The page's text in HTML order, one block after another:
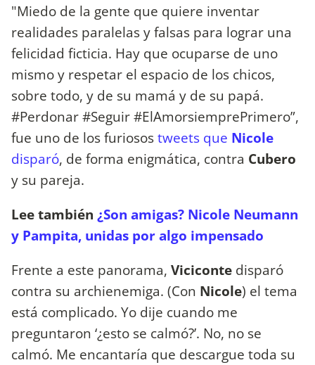
"Miedo de la gente que quiere inventar
realidades paralelas y falsas para lograr una
felicidad ficticia. Hay que ocuparse de uno
mismo y respetar el espacio de los chicos,
sobre todo, y de su mamá y de su papá.
#Perdonar #Seguir #ElAmorsiemprePrimero”,
fue uno de los furiosostweets que Nicole
disparó, de forma enigmática, contra Cubero
y su pareja.
Lee también ¿Son amigas? Nicole Neumann
y Pampita, unidas por algo impensado
Frente a este panorama, Viciconte disparó
contra su archienemiga. (Con Nicole) el tema
está complicado. Yo dije cuando me
preguntaron ‘¿esto se calmó?’. No, no se
calmó. Me encantaría que descargue toda su